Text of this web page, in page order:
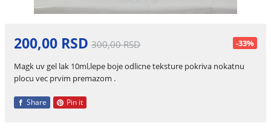
200,00 RSD 300,00 RSD -33%
Magk uv gel lak 10ml,lepe boje odlicne teksture pokriva nokatnu
plocu vec prvim premazom .
Share Pin it